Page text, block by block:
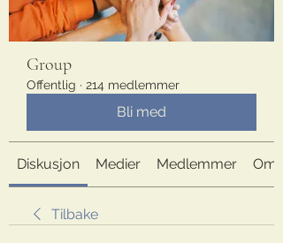
Group
Offentlig · 214 medlemmer
Bli med
Diskusjon Medier Medlemmer Om
Tilbake